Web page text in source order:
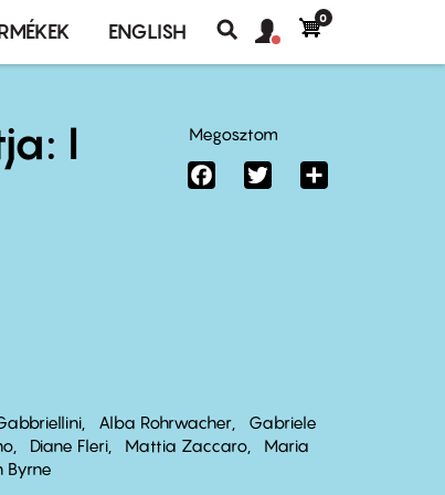
ENGLISH
Keresés
fiók
Felhasználói
0
I
Alba Rohrwacher
Gabriele
Diane Fleri Mattia Zaccaro
Maria
Byrne
Megosztom
FacebookTwitter